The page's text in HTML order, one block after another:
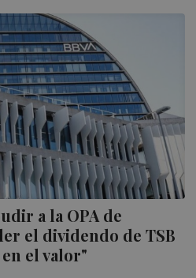
a la OPA de
el dividendo de TSB
el valor"